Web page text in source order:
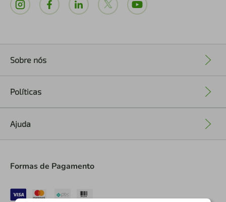
Sobre nós
Políticas
Ajuda
Formas de Pagamento